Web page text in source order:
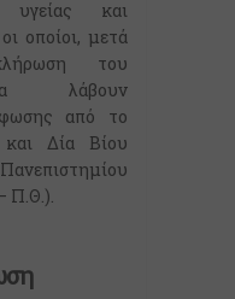
υγείας και
οποίοι, μετά
του
λάβουν
από το
Δία Βίου
Π.Θ.).